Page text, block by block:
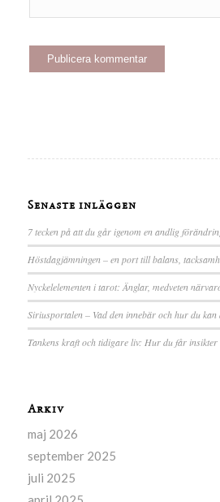
Senaste inläggen
7 tecken på att du går igenom en andlig
Höstdagjämningen – en port till balans,
Nyckelelementen i tarot: Änglar, medveten
Siriusportalen – Vad den innebär och hur du kan
Tankens kraft och tidigare liv: Hur du får insikter
Arkiv
maj 2026
september 2025
juli 2025